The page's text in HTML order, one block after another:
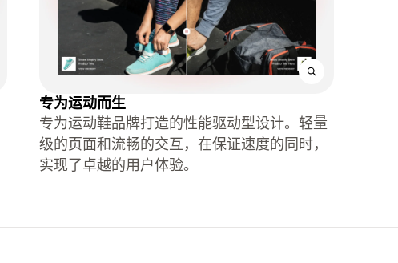
专为运动而生
专为运动鞋品牌打造的性能驱动型设计。轻量
级的页面和流畅的交互，在保证速度的同时，
实现了卓越的用户体验。